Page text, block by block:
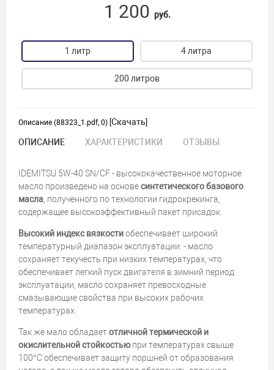
1 200 руб.
1 литр 4 литра
200 литров
Описание (88323_1.pdf, 0) [ Скачать
ОПИСАНИЕ ХАРАКТЕРИСТИКИ ОТЗЫВЫ
IDEMITSU 5W-40 SN/CF - высококачественное моторное
масло произведено на основесинтетического базового
масла , полученного по технологии гидрокрекинга,
содержащее высокоэффективный пакет присадок.
Высокий индекс вязкостиобеспечивает широкий
температурный диапазон эксплуатации: - масло
сохраняет текучесть при низких температурах, что
обеспечивает легкий пуск двигателя в зимний период
эксплуатации, масло сохраняет превосходные
смазывающие свойства при высоких рабочих
температурах.
Так же мало обладаетотличной термической и
окислительной стойкостьюпри температурах свыше
100°С обеспечивает защиту поршней от образования